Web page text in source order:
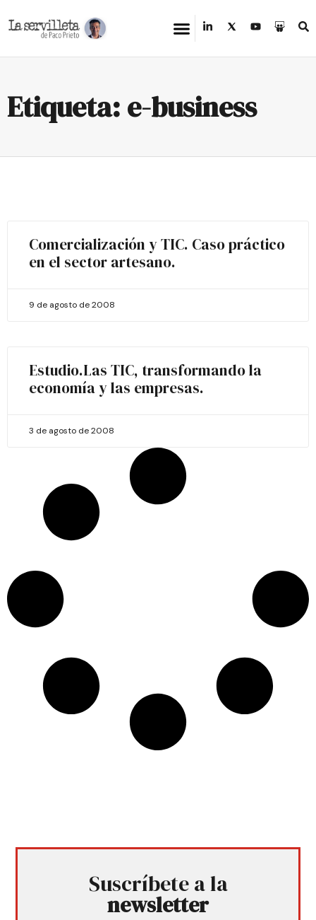
Etiqueta: e-business
Comercialización y TIC. Caso práctico
en el sector artesano.
9 de agosto de 2008
Estudio.Las TIC, transformando la
economía y las empresas.
3 de agosto de 2008
Suscríbete a la
newsletter